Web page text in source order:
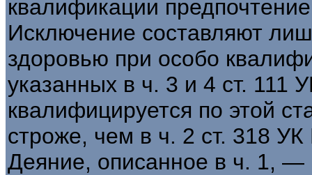
квалификации
Исключение составляют
здоровью при особо
указанных в ч. 3 и 4 ст. 111
квалифицируется по этой
строже, чем в ч. 2 ст. 318
Деяние, описанное в ч. 1, —